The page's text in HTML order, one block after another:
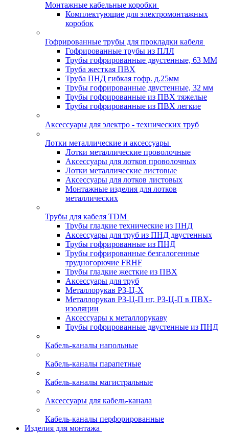
Монтажные кабельные коробки
Комплектующие для электромонтажных
коробок
Гофрированные трубы для прокладки кабеля
Гофрированные трубы из ПЛЛ
Трубы гофрированные двустенные, 63 ММ
Труба жесткая ПВХ
Труба ПНД гибкая гофр. д.25мм
Трубы гофрированные двустенные, 32 мм
Трубы гофрированные из ПВХ тяжелые
Трубы гофрированные из ПВХ легкие
Аксессуары для электро - технических труб
Лотки металлические и аксессуары
Лотки металлические проволочные
Аксессуары для лотков проволочных
Лотки металлические листовые
Аксессуары для лотков листовых
Монтажные изделия для лотков
металлических
Трубы для кабеля TDM
Трубы гладкие технические из ПНД
Аксессуары для труб из ПНД двустенных
Трубы гофрированные из ПНД
Трубы гофрированные безгалогенные
трудногорючие FRHF
Трубы гладкие жесткие из ПВХ
Аксессуары для труб
Металлорукав РЗ-Ц-Х
Металлорукав РЗ-Ц-П нг, РЗ-Ц-П в ПВХ-
изоляции
Аксессуары к металлорукаву
Трубы гофрированные двустенные из ПНД
Кабель-каналы напольные
Кабель-каналы парапетные
Кабель-каналы магистральные
Аксессуары для кабель-канала
Кабель-каналы перфорированные
Изделия для монтажа